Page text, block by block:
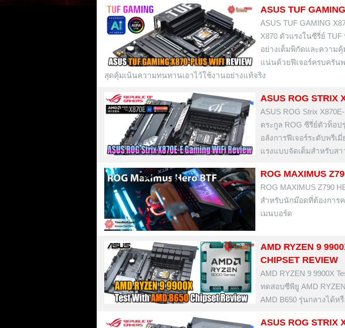
ASUS TUF
ASUS TUF GAMING
X870 ตัวแรงในซีรี่ย์
อย่างเต็มพิกัดและความ
แน่นด้วยฟีเจอร์ครบครัน
สุดคุ้มเน้นความทนทานเอาไว้ใช้งานอย่างแท้จริง
ASUS ROG STRIX
ASUS ROG Strix
ตระกูล ROG ซีรี่ย์ตัวท็อ
อลังการฟีเจอร์ระดับพรี
แรงแบบจัดเต็มสำหรับสา
ROG MAXIMUS
ROG MAXIMUS Z790
สำหรับนักม๊อดที่ต้องการ
เมนบอร์ด
AMD RYZEN 9
CHIPSET REVIEW
AMD RYZEN 9 9900X
ทดสอบซีพียู AMD
AMD B650 รุ่นกลางได้ห
ASUS ROG STRIX